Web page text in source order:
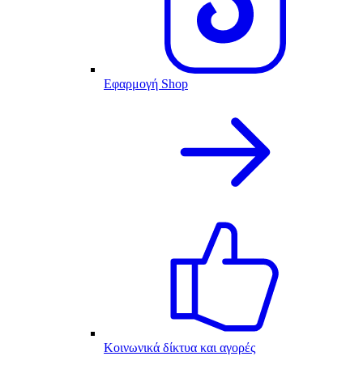
Εφαρμογή Shop
Κοινωνικά δίκτυα και αγορές